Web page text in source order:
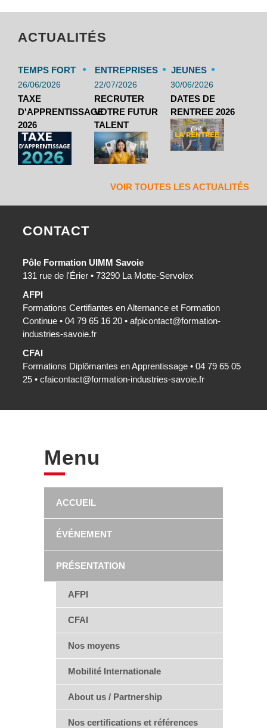
ACTUALITÉS
TEMPS FORT •
26/06/2026
TAXE
D'APPRENTISSAGE
2026
ENTREPRISES •
22/07/2026
RECRUTER
VOTRE FUTUR
TALENT
JEUNES •
30/06/2026
DATES DE
RENTREE 2026
VOIR TOUTES LES ACTUALITÉS
CONTACT
Pôle Formation UIMM Savoie
131 rue de l'Érier • 73290 La Motte-Servolex
AFPI
Formations Certifiantes en Alternance et Formation
Continue • 04 79 65 16 20 • afpicontact@formation-
industries-savoie.fr
CFAI
Formations Diplômantes en Apprentissage • 04 79 65 05
25 • cfaicontact@formation-industries-savoie.fr
Menu
ACCUEIL
ÉVÉNEMENT
PRÉSENTATION
AFPI
CFAI
Nos moyens
Mobilité Internationale
About us / Partnership
Nos certifications et références